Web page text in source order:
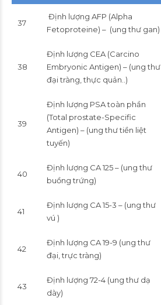
37
Định lượng AFP (Alpha
Fetoproteine) – (ung thư gan)
38
Định lượng CEA (Carcino
Embryonic Antigen) – (ung thư
đại tràng, thực quản..)
39
Định lượng PSA toàn phần
(Total prostate-Specific
Antigen) – (ung thư tiền liệt
tuyến)
40
Định lượng CA 125 – (ung thư
buồng trứng)
41
Định lượng CA 15-3 – (ung thư
vú )
42
Định lượng CA 19-9 (ung thư
đại, trực tràng)
43
Định lượng 72-4 (ung thư dạ
dày)